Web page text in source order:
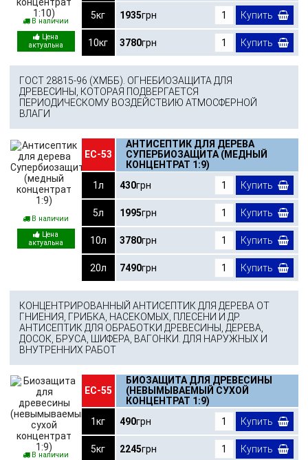
В наличии
5кг 1935грн Купить
10кг 3780грн Купить
ГОСТ 28815-96 (ХМББ). ОГНЕБИОЗАЩИТА ДЛЯ
ДРЕВЕСИНЫ, КОТОРАЯ ПОДВЕРГАЕТСЯ
ПЕРИОДИЧЕСКОМУ ВОЗДЕЙСТВИЮ АТМОСФЕРНОЙ
ВЛАГИ
В наличии
ЕС-53
АНТИСЕПТИК ДЛЯ ДЕРЕВА
СУПЕРБИОЗАЩИТА (МЕДНЫЙ
КОНЦЕНТРАТ 1:9)
1л
430грн Купить
5л 1995грн Купить
10л 3780грн Купить
20л 7490грн Купить
КОНЦЕНТРИРОВАННЫЙ АНТИСЕПТИК ДЛЯ ДЕРЕВА ОТ
ГНИЕНИЯ, ГРИБКА, НАСЕКОМЫХ, ПЛЕСЕНИ И ДР.
АНТИСЕПТИК ДЛЯ ОБРАБОТКИ ДРЕВЕСИНЫ, ДЕРЕВА,
ДОСОК, БРУСА, ШИФЕРА, ВАГОНКИ. ДЛЯ НАРУЖНЫХ И
ВНУТРЕННИХ РАБОТ
В наличии
ЕС-55
БИОЗАЩИТА ДЛЯ ДРЕВЕСИНЫ
(НЕВЫМЫВАЕМЫЙ СУХОЙ
КОНЦЕНТРАТ 1:9)
1кг
490грн Купить
5кг 2245грн Купить